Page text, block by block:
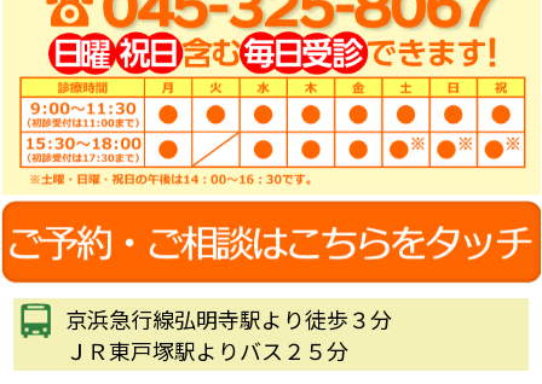
京浜急行線弘明寺駅より徒歩３分
ＪＲ東戸塚駅よりバス２５分